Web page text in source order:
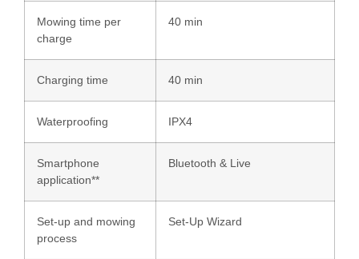
Mowing time per
charge
40 min
Charging time 40 min
Waterproofing IPX4
Smartphone
application**
Bluetooth & Live
Set-up and mowing
process
Set-Up Wizard